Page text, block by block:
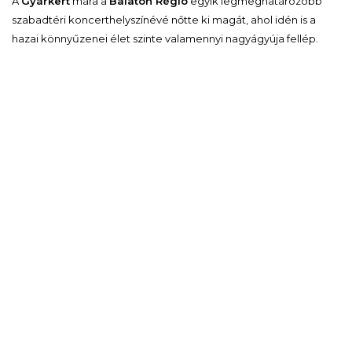
szabadtéri koncerthelyszínévé nőtte ki magát, ahol idén is a
hazai könnyűzenei élet szinte valamennyi nagyágyúja fellép.